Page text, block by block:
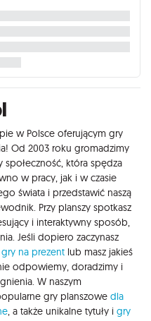
w Polsce oferującym gry
Od 2003 roku gromadzimy
która spędza
w pracy, jak i w czasie
świata i przedstawić naszą
Przy planszy spotkasz
i interaktywny sposób,
Jeśli dopiero zaczynasz
gry na prezent lub masz jakieś
odpowiemy, doradzimy i
W naszym
gry planszowe dla
, a także unikalne tytuły i gry